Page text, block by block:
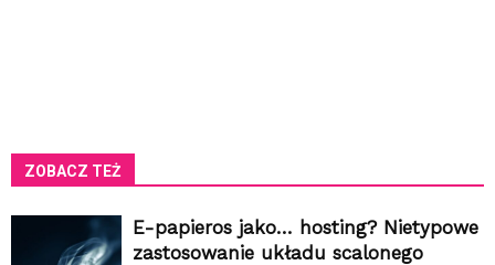
ZOBACZ TEŻ
E-papieros jako… hosting? Nietypowe
zastosowanie układu scalonego